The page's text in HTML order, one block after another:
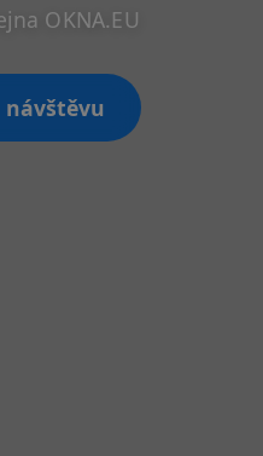
OKNA.EU
návštěvu